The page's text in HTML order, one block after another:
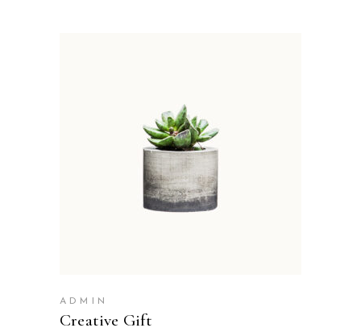
ADD TO CART
ADMIN
Creative Gift